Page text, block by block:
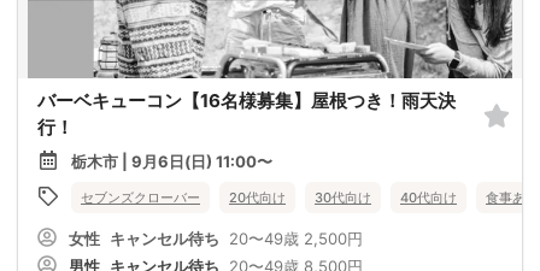
バーベキューコン【16名様募集】屋根つき！雨天決
行！
栃木市 | 9月6日(日) 11:00〜
セブンズクローバー 20代向け 30代向け 40代向け 食事あり
女性 キャンセル待ち 20〜49歳 2,500円
男性 キャンセル待ち 20〜49歳 8,500円